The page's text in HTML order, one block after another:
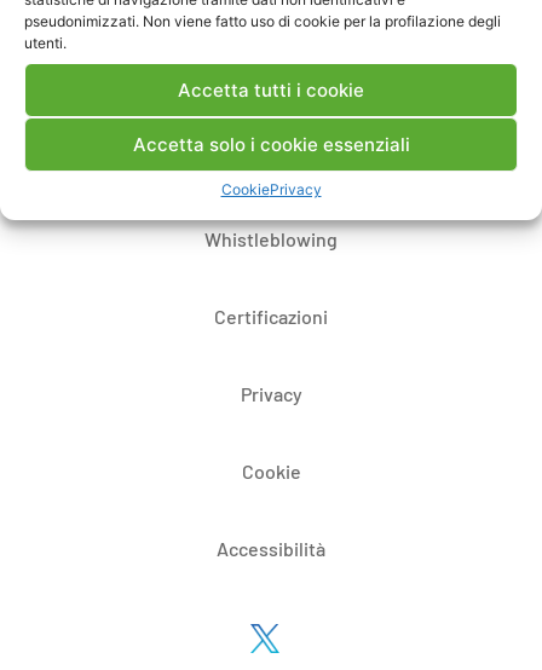
pseudonimizzati. Non viene fatto uso di cookie per la profilazione degli
utenti.
Accetta tutti i cookie
Accetta solo i cookie essenziali
CookiePrivacy
Note Legali
Dove siamo
Whistleblowing
Certificazioni
Privacy
Cookie
Accessibilità